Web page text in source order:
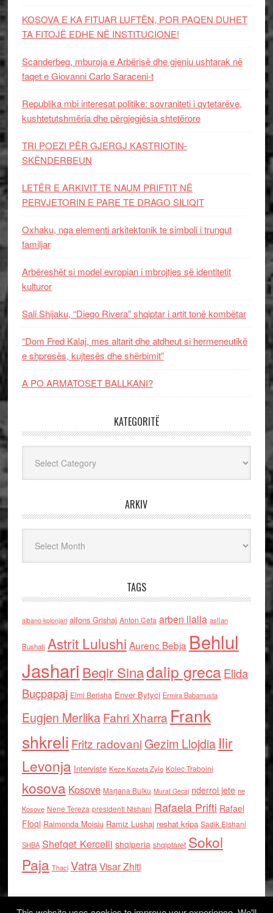
KOSOVA E KA FITUAR LUFTËN, POR PAQEN DUHET
TA FITOJË EDHE NË INSTITUCIONE!
Scanderbeg, mburoja e Arbërisë dhe gjeniu ushtarak në
faqet e Giovanni Carlo Saraceni-t
Republika mbi interesat politike: sovraniteti i qytetarëve,
kushtetutshmëria dhe përgjegjësia shtetërore
TRI POEZI PËR GJERGJ KASTRIOTIN-
SKËNDERBEUN
LETËR E ARKIVIT TE NAUM PRIFTIT NË
PERVJETORIN E PARE TE DRAGO SILIQIT
Oxhaku, nga elementi arkitektonik te simboli i trungut
familjar
Arbëreshët si model evropian i mbrojtjes së identitetit
kulturor
Sali Shijaku, “Diego Rivera” shqiptar i artit tonë kombëtar
“Dom Fred Kalaj, mes altarit dhe atdheut si hermeneutikë
e shpresës, kujtesës dhe shërbimit”
A PO ARMATOSET BALLKANI?
KATEGORITË
ARKIV
TAGS
albano kolonjari alfons Grishaj Anton Cefa arben llalla asllan
Bushati Astrit Lulushi Aurenc Bebja Behlul
Jashari Beqir Sinadalip grecaElida
Buçpapaj Elmi Berisha Enver Bytyci Ermira Babamusta
Eugjen MerlikaFahri Xharra Frank
shkreli Fritz radovaniGezim Llojdia Ilir
Levonja Interviste Keze Kozeta Zylo Kolec Traboini
kosova Kosove Marjana Bulku Murat Gecaj nderroi jete ne
Kosove Nene Tereza presidenti Nishani Rafaela Prifti Rafael
Floqi Raimonda Moisiu Ramiz Lushaj reshat kripa Sadik Elshani
SHBA Shefqet Kercelli shqiperia shqiptaret Sokol
Paja Thaci VatraVisar Zhiti